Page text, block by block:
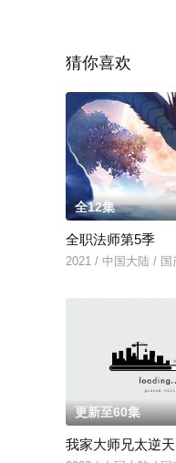
猜你喜欢
全12集
全职法师第5季
2021 / 中国大陆 / 国
更新至60集
我家大师兄太逆天